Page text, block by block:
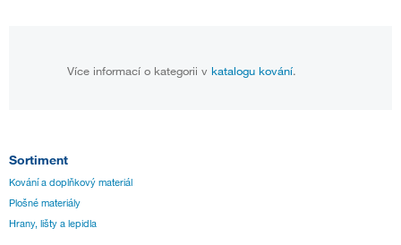
Více informací o kategorii v katalogu kování.
Sortiment
Kování a doplňkový materiál
Plošné materiály
Hrany, lišty a lepidla